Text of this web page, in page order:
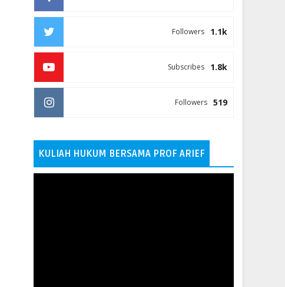
1.1k
Followers
1.8k
Subscribes
519
Followers
KULIAH HUKUM BERSAMA PROF ARIEF